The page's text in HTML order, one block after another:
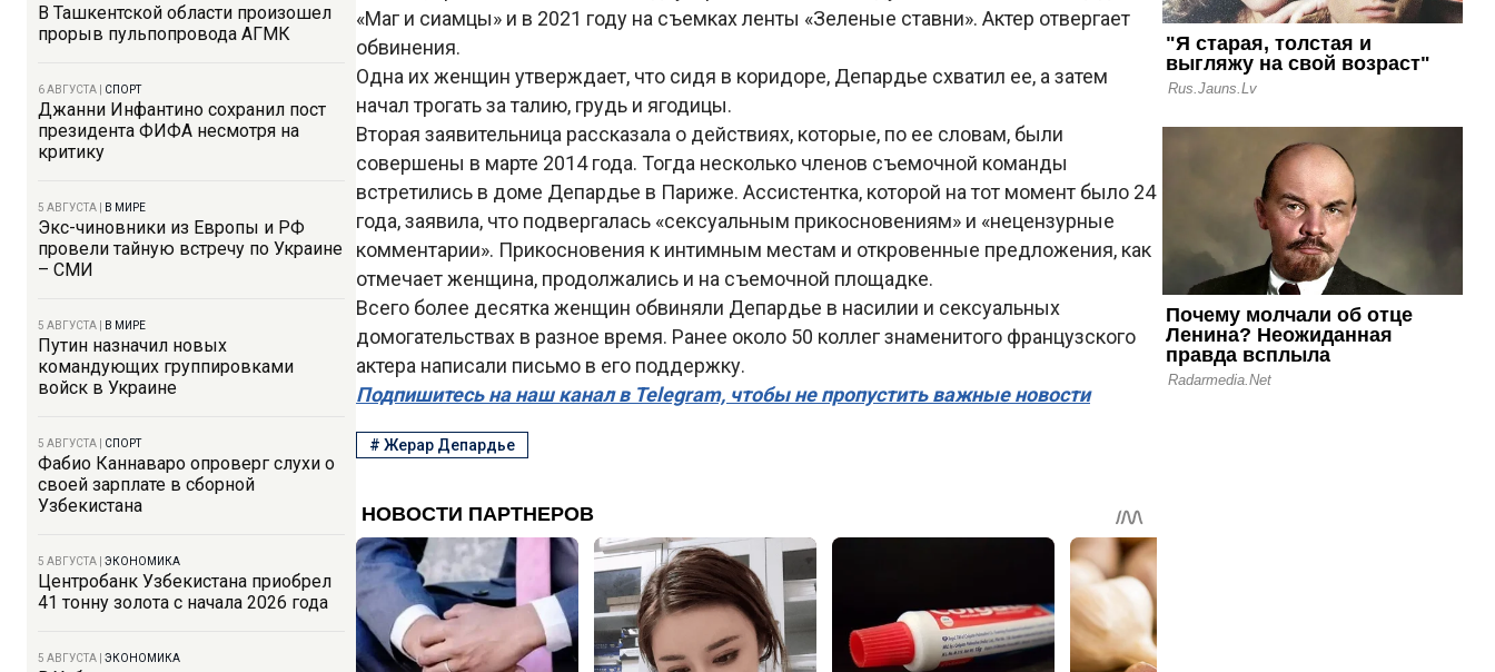
В Ташкентской области произошел
прорыв пульпопровода АГМК
6 АВГУСТА СПОРТ
Джанни Инфантино сохранил пост
президента ФИФА несмотря на
критику
5 АВГУСТА В МИРЕ
Экс-чиновники из Европы и РФ
провели тайную встречу по Украине
– СМИ
5 АВГУСТА В МИРЕ
Путин назначил новых
командующих группировками
войск в Украине
5 АВГУСТА СПОРТ
Фабио Каннаваро опроверг слухи о
своей зарплате в сборной
Узбекистана
5 АВГУСТА ЭКОНОМИКА
Центробанк Узбекистана приобрел
41 тонну золота с начала 2026 года
5 АВГУСТА ЭКОНОМИКА
«Маг и сиамцы» и в 2021 году на съемках ленты «Зеленые ставни». Актер отвергает
обвинения.
Одна их женщин утверждает, что сидя в коридоре, Депардье схватил ее, а затем
начал трогать за талию, грудь и ягодицы.
Вторая заявительница рассказала о действиях, которые, по ее словам, были
совершены в марте 2014 года. Тогда несколько членов съемочной команды
встретились в доме Депардье в Париже. Ассистентка, которой на тот момент было 24
года, заявила, что подвергалась «сексуальным прикосновениям» и «нецензурные
комментарии». Прикосновения к интимным местам и откровенные предложения, как
отмечает женщина, продолжались и на съемочной площадке.
Всего более десятка женщин обвиняли Депардье в насилии и сексуальных
домогательствах в разное время. Ранее около 50 коллег знаменитого французского
актера написали письмо в его поддержку.
Подпишитесь на наш канал в Telegram, чтобы не пропустить важные новости
# Жерар Депардье